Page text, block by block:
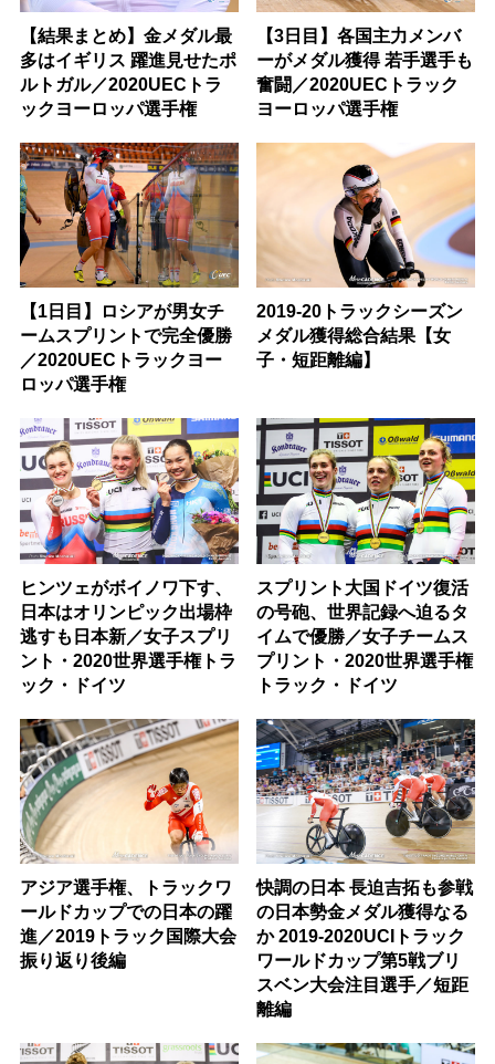
【結果まとめ】金メダル最
多はイギリス 躍進見せたポ
ルトガル／2020UECトラ
ックヨーロッパ選手権
【3日目】各国主力メンバ
ーがメダル獲得 若手選手も
奮闘／2020UECトラック
ヨーロッパ選手権
【1日目】ロシアが男女チ
ームスプリントで完全優勝
／2020UECトラックヨー
ロッパ選手権
2019-20トラックシーズン
メダル獲得総合結果【女
子・短距離編】
ヒンツェがボイノワ下す、
日本はオリンピック出場枠
逃すも日本新／女子スプリ
ント・2020世界選手権トラ
ック・ドイツ
スプリント大国ドイツ復活
の号砲、世界記録へ迫るタ
イムで優勝／女子チームス
プリント・2020世界選手権
トラック・ドイツ
アジア選手権、トラックワ
ールドカップでの日本の躍
進／2019トラック国際大会
振り返り後編
快調の日本 長迫吉拓も参戦
の日本勢金メダル獲得なる
か 2019-2020UCIトラック
ワールドカップ第5戦ブリ
スベン大会注目選手／短距
離編